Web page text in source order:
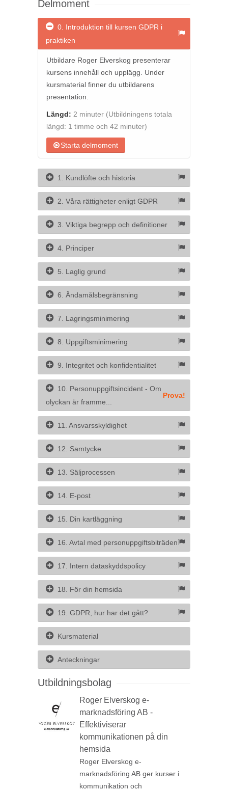
Delmoment
0. Introduktion till kursen GDPR i
praktiken
Utbildare Roger Elverskog presenterar
kursens innehåll och upplägg. Under
kursmaterial finner du utbildarens
presentation.
Längd: 2 minuter (Utbildningens totala
längd: 1 timme och 42 minuter)
Starta delmoment
1. Kundlöfte och historia
2. Våra rättigheter enligt GDPR
3. Viktiga begrepp och definitioner
4. Principer
5. Laglig grund
6. Ändamålsbegränsning
7. Lagringsminimering
8. Uppgiftsminimering
9. Integritet och konfidentialitet
10. Personuppgiftsincident - Om
olyckan är framme...
Prova!
11. Ansvarsskyldighet
12. Samtycke
13. Säljprocessen
14. E-post
15. Din kartläggning
16. Avtal med personuppgiftsbiträden
17. Intern dataskyddspolicy
18. För din hemsida
19. GDPR, hur har det gått?
Kursmaterial
Anteckningar
Utbildningsbolag
Roger Elverskog e-
marknadsföring AB -
Effektiviserar
kommunikationen på din
hemsida
Roger Elverskog e-
marknadsföring AB ger kurser i
kommunikation och